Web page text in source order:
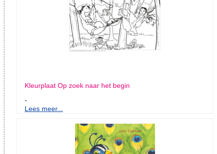
Kleurplaat Op zoek naar het begin
-
Lees meer...